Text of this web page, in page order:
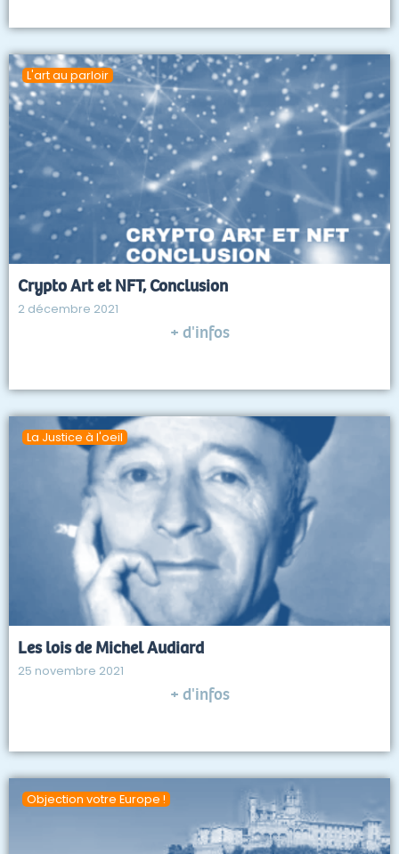
L'art au parloir
Crypto Art et NFT, Conclusion
2 décembre 2021
+ d'infos
La Justice à l'oeil
Les lois de Michel Audiard
25 novembre 2021
+ d'infos
Objection votre Europe !